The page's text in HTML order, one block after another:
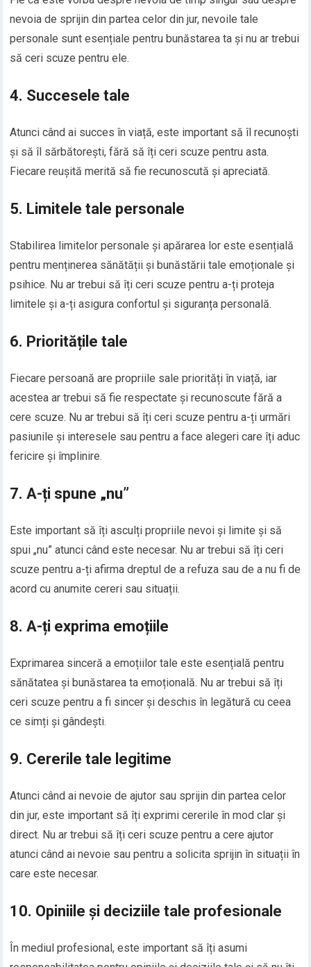
nevoia de sprijin din partea celor din jur, nevoile tale
personale sunt esențiale pentru bunăstarea ta și nu ar trebui
să ceri scuze pentru ele.
4. Succesele tale
Atunci când ai succes în viață, este important să îl recunoști
și să îl sărbătorești, fără să îți ceri scuze pentru asta.
Fiecare reușită merită să fie recunoscută și apreciată.
5. Limitele tale personale
Stabilirea limitelor personale și apărarea lor este esențială
pentru menținerea sănătății și bunăstării tale emoționale și
psihice. Nu ar trebui să îți ceri scuze pentru a-ți proteja
limitele și a-ți asigura confortul și siguranța personală.
6. Prioritățile tale
Fiecare persoană are propriile sale priorități în viață, iar
acestea ar trebui să fie respectate și recunoscute fără a
cere scuze. Nu ar trebui să îți ceri scuze pentru a-ți urmări
pasiunile și interesele sau pentru a face alegeri care îți aduc
fericire și împlinire.
7. A-ți spune „nu”
Este important să îți asculți propriile nevoi și limite și să
spui „nu” atunci când este necesar. Nu ar trebui să îți ceri
scuze pentru a-ți afirma dreptul de a refuza sau de a nu fi de
acord cu anumite cereri sau situații.
8. A-ți exprima emoțiile
Exprimarea sinceră a emoțiilor tale este esențială pentru
sănătatea și bunăstarea ta emoțională. Nu ar trebui să îți
ceri scuze pentru a fi sincer și deschis în legătură cu ceea
ce simți și gândești.
9. Cererile tale legitime
Atunci când ai nevoie de ajutor sau sprijin din partea celor
din jur, este important să îți exprimi cererile în mod clar și
direct. Nu ar trebui să îți ceri scuze pentru a cere ajutor
atunci când ai nevoie sau pentru a solicita sprijin în situații în
care este necesar.
10. Opiniile și deciziile tale profesionale
În mediul profesional, este important să îți asumi